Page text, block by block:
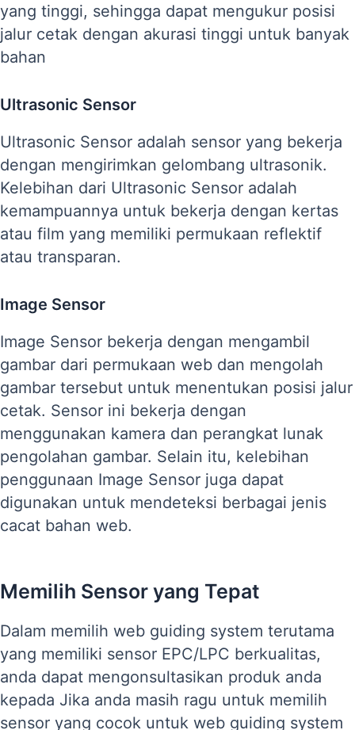
yang tinggi, sehingga dapat mengukur posisi
jalur cetak dengan akurasi tinggi untuk banyak
bahan
Ultrasonic Sensor
Ultrasonic Sensor adalah sensor yang bekerja
dengan mengirimkan gelombang ultrasonik.
Kelebihan dari Ultrasonic Sensor adalah
kemampuannya untuk bekerja dengan kertas
atau film yang memiliki permukaan reflektif
atau transparan.
Image Sensor
Image Sensor bekerja dengan mengambil
gambar dari permukaan web dan mengolah
gambar tersebut untuk menentukan posisi jalur
cetak. Sensor ini bekerja dengan
menggunakan kamera dan perangkat lunak
pengolahan gambar. Selain itu, kelebihan
penggunaan Image Sensor juga dapat
digunakan untuk mendeteksi berbagai jenis
cacat bahan web.
Memilih Sensor yang Tepat
Dalam memilih web guiding system terutama
yang memiliki sensor EPC/LPC berkualitas,
anda dapat mengonsultasikan produk anda
kepada Jika anda masih ragu untuk memilih
sensor yang cocok untuk web guiding system